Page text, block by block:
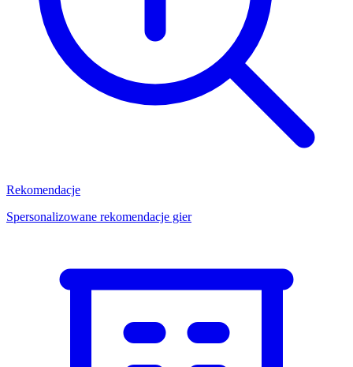
Rekomendacje
Spersonalizowane rekomendacje gier